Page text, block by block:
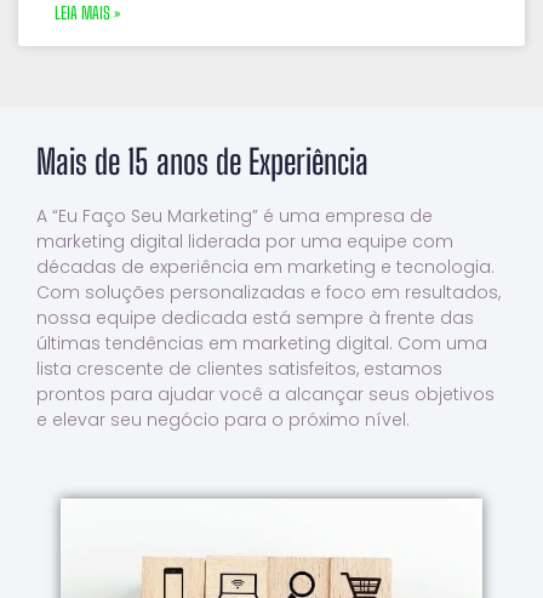
LEIA MAIS »
Mais de 15 anos de Experiência
A “Eu Faço Seu Marketing” é uma empresa de
marketing digital liderada por uma equipe com
décadas de experiência em marketing e tecnologia.
Com soluções personalizadas e foco em resultados,
nossa equipe dedicada está sempre à frente das
últimas tendências em marketing digital. Com uma
lista crescente de clientes satisfeitos, estamos
prontos para ajudar você a alcançar seus objetivos
e elevar seu negócio para o próximo nível.
Saiba Mais Sobre A Gente